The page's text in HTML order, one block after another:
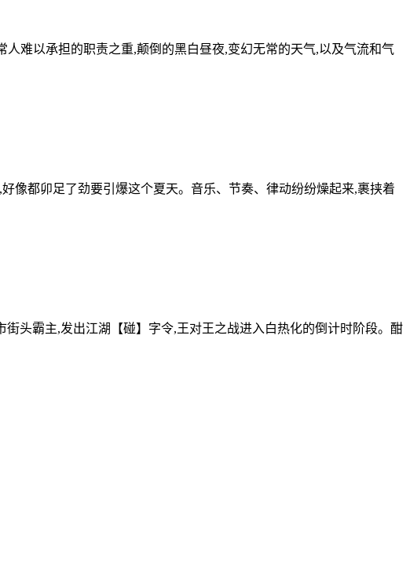
难以承担的职责之重,颠倒的黑白昼夜,变幻无常的天气,以及气流和气
像都卯足了劲要引爆这个夏天。音乐、节奏、律动纷纷燥起来,裹挟着
头霸主,发出江湖【碰】字令,王对王之战进入白热化的倒计时阶段。酣